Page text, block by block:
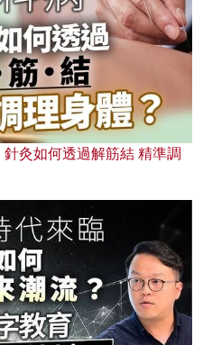
灸如何透過解筋結 精準調